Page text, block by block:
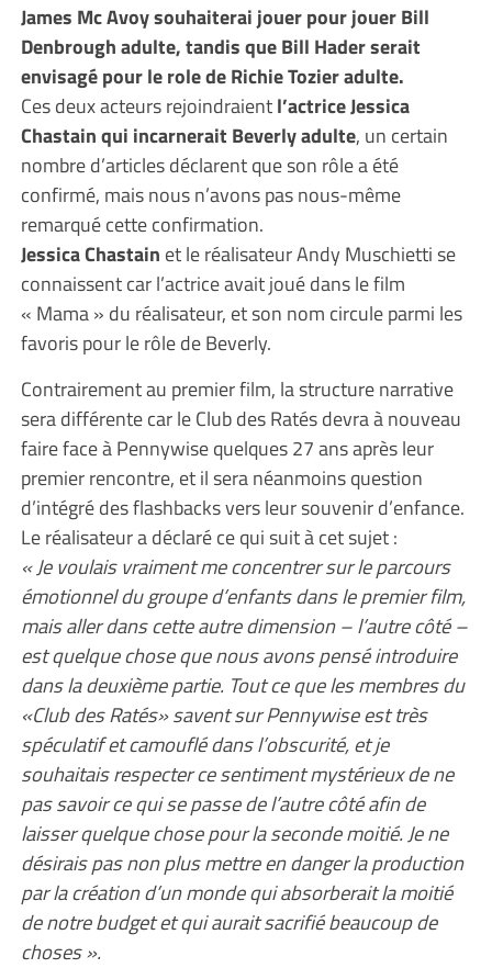
James Mc Avoy souhaiterai jouer pour jouer Bill
Denbrough adulte, tandis que Bill Hader serait
envisagé pour le role de Richie Tozier adulte.
Ces deux acteurs rejoindraientl’actrice Jessica
Chastain qui incarnerait Beverly adulte, un certain
nombre d’articles déclarent que son rôle a été
confirmé, mais nous n’avons pas nous-même
remarqué cette confirmation.
Jessica Chastain et le réalisateur Andy Muschietti se
connaissent car l’actrice avait joué dans le film
« Mama » du réalisateur, et son nom circule parmi les
favoris pour le rôle de Beverly.
Contrairement au premier film, la structure narrative
sera différente car le Club des Ratés devra à nouveau
faire face à Pennywise quelques 27 ans après leur
premier rencontre, et il sera néanmoins question
d’intégré des flashbacks vers leur souvenir d’enfance.
Le réalisateur a déclaré ce qui suit à cet sujet :
« Je voulais vraiment me concentrer sur le parcours
émotionnel du groupe d’enfants dans le premier film,
mais aller dans cette autre dimension – l’autre côté –
est quelque chose que nous avons pensé introduire
dans la deuxième partie. Tout ce que les membres du
«Club des Ratés» savent sur Pennywise est très
spéculatif et camouflé dans l’obscurité, et je
souhaitais respecter ce sentiment mystérieux de ne
pas savoir ce qui se passe de l’autre côté afin de
laisser quelque chose pour la seconde moitié. Je ne
désirais pas non plus mettre en danger la production
par la création d’un monde qui absorberait la moitié
de notre budget et qui aurait sacrifié beaucoup de
choses ».